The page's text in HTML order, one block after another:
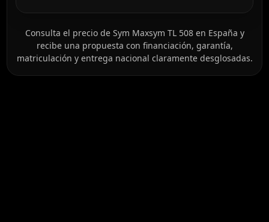
Consulta el precio de Sym Maxsym TL 508 en España y
recibe una propuesta con financiación, garantía,
matriculación y entrega nacional claramente desglosadas.